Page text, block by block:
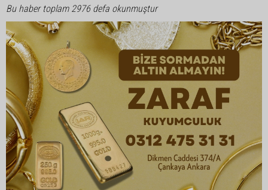
Bu haber toplam 2976 defa okunmuştur